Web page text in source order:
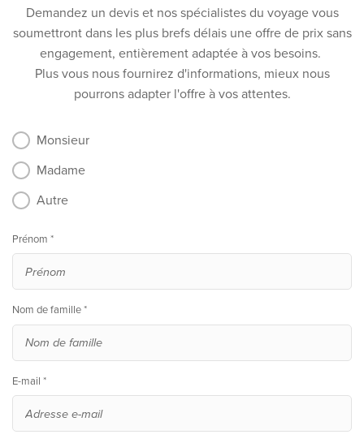
Demandez un devis et nos spécialistes du voyage vous
soumettront dans les plus brefs délais une offre de prix sans
engagement, entièrement adaptée à vos besoins.
Plus vous nous fournirez d'informations, mieux nous
pourrons adapter l'offre à vos attentes.
Monsieur
Madame
Autre
Prénom *
Nom de famille *
E-mail *